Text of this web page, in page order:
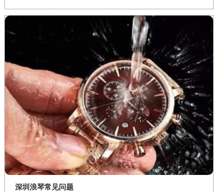
深圳浪琴常见问题